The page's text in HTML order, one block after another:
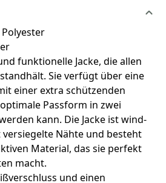
Polyester
funktionelle Jacke, die allen
Sie verfügt über eine
einer extra schützenden
Passform in zwei
kann. Die Jacke ist wind-
Nähte und besteht
Material, das sie perfekt
macht.
und einen